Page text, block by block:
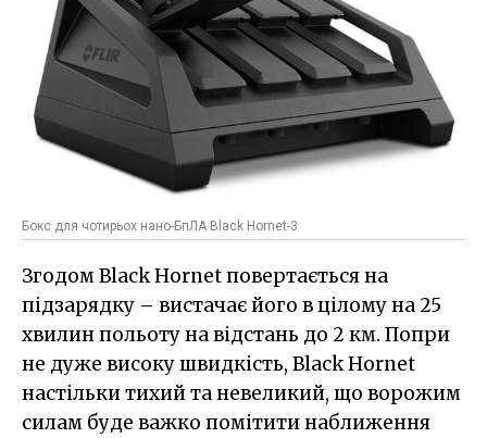
Бокс для чотирьох нано-БпЛА Black Hornet-3
Згодом Black Hornet повертається на
підзарядку – вистачає його в цілому на 25
хвилин польоту на відстань до 2 км. Попри
не дуже високу швидкість, Black Hornet
настільки тихий та невеликий, що ворожим
силам буде важко помітити наближення